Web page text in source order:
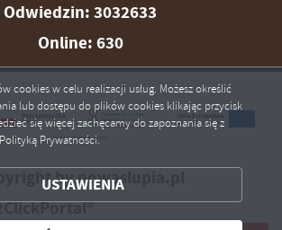
Odwiedzin: 3032633
Online: 630
by nowaslupia.pl
cookies w celu realizacji usług. Możesz określić
lub dostępu do plików cookies klikając przycisk
się więcej zachęcamy do zapoznania się z
Prywatności.
USTAWIENIA
ZAPISZ WYBRANE
ZEZWÓL NA WSZYSTKIE